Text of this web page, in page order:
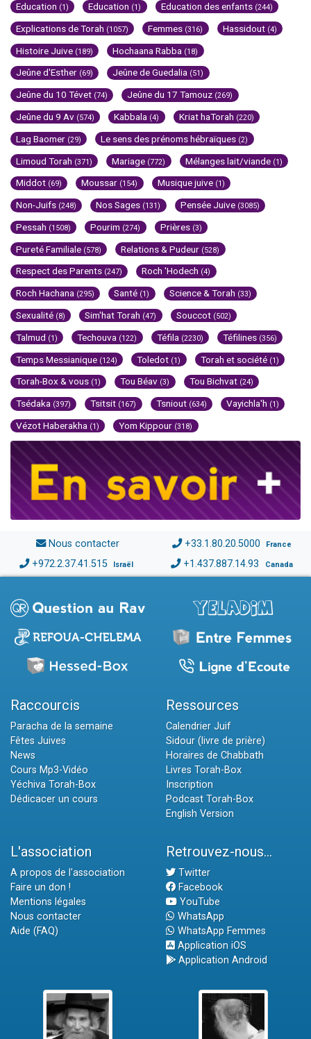
Education (1) Education (1) Education des enfants (244)
Explications de Torah (1057) Femmes (316) Hassidout (4)
Histoire Juive (189) Hochaana Rabba (18)
Jeûne d'Esther (69) Jeûne de Guedalia (51)
Jeûne du 10 Tévet (74) Jeûne du 17 Tamouz (269)
Jeûne du 9 Av (574) Kabbala (4) Kriat haTorah (220)
Lag Baomer (29) Le sens des prénoms hébraïques (2)
Limoud Torah (371) Mariage (772) Mélanges lait/viande (1)
Middot (69) Moussar (154) Musique juive (1)
Non-Juifs (248) Nos Sages (131) Pensée Juive (3085)
Pessah (1508) Pourim (274) Prières (3)
Pureté Familiale (578) Relations & Pudeur (528)
Respect des Parents (247) Roch 'Hodech (4)
Roch Hachana (295) Santé (1) Science & Torah (33)
Sexualité (8) Sim'hat Torah (47) Souccot (502)
Talmud (1) Techouva (122) Téfila (2230) Téfilines (356)
Temps Messianique (124) Toledot (1) Torah et société (1)
Torah-Box & vous (1) Tou Béav (3) Tou Bichvat (24)
Tsédaka (397) Tsitsit (167) Tsniout (634) Vayichla'h (1)
Vézot Haberakha (1) Yom Kippour (318)
Nous contacter +33.1.80.20.5000 France
+972.2.37.41.515 Israël +1.437.887.14.93 Canada
Raccourcis
Paracha de la semaine
Fêtes Juives
News
Cours Mp3-Vidéo
Yéchiva Torah-Box
Dédicacer un cours
Ressources
Calendrier Juif
Sidour (livre de prière)
Horaires de Chabbath
Livres Torah-Box
Inscription
Podcast Torah-Box
English Version
L'association
A propos de l'association
Faire un don !
Mentions légales
Nous contacter
Aide (FAQ)
Retrouvez-nous...
Twitter
Facebook
YouTube
WhatsApp
WhatsApp Femmes
Application iOS
Application Android